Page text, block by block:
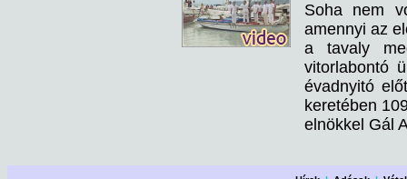
Soha nem
amennyi az
a tavaly
vitorlabontó
évadnyitó
keretében
elnökkel Gál